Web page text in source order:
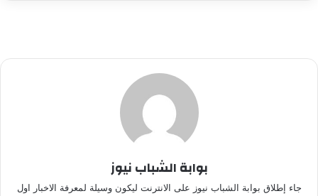
بوابة الشباب نيوز
جاء إطلاق بوابة الشباب نيوز على الانترنت ليكون وسيلة لمعرفة الاخبار اول